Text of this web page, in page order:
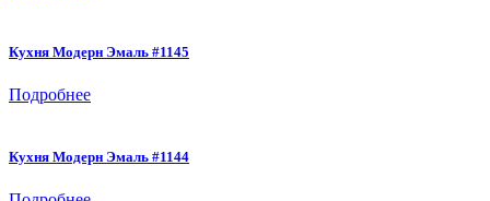
Кухня Модерн Эмаль #1145
Подробнее
Кухня Модерн Эмаль #1144